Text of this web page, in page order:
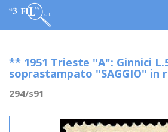
** 1951 Trieste "A": Ginnici
soprastampato "SAGGIO" in
294/s91